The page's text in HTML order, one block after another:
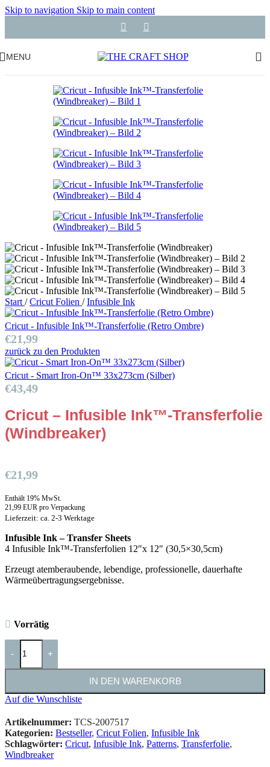
Skip to navigation Skip to main content
MENU
Start / Cricut Folien / Infusible Ink
Cricut - Infusible Ink™-Transferfolie (Retro Ombre)
€21,99
zurück zu den Produkten
Cricut - Smart Iron-On™ 33x273cm (Silber)
€43,49
Cricut – Infusible Ink™-Transferfolie
(Windbreaker)
€21,99
Enthält 19% MwSt.
21,99 EUR pro Verpackung
Lieferzeit: ca. 2-3 Werktage
Infusible Ink – Transfer Sheets
4 Infusible Ink™-Transferfolien 12″x 12″ (30,5×30,5cm)
Erzeugt atemberaubende, lebendige, professionelle, dauerhafte
Wärmeübertragungsergebnisse.
Vorrätig
- +
IN DEN WARENKORB
Auf die Wunschliste
Artikelnummer: TCS-2007517
Kategorien: Bestseller, Cricut Folien, Infusible Ink
Schlagwörter: Cricut, Infusible Ink, Patterns, Transferfolie,
Windbreaker